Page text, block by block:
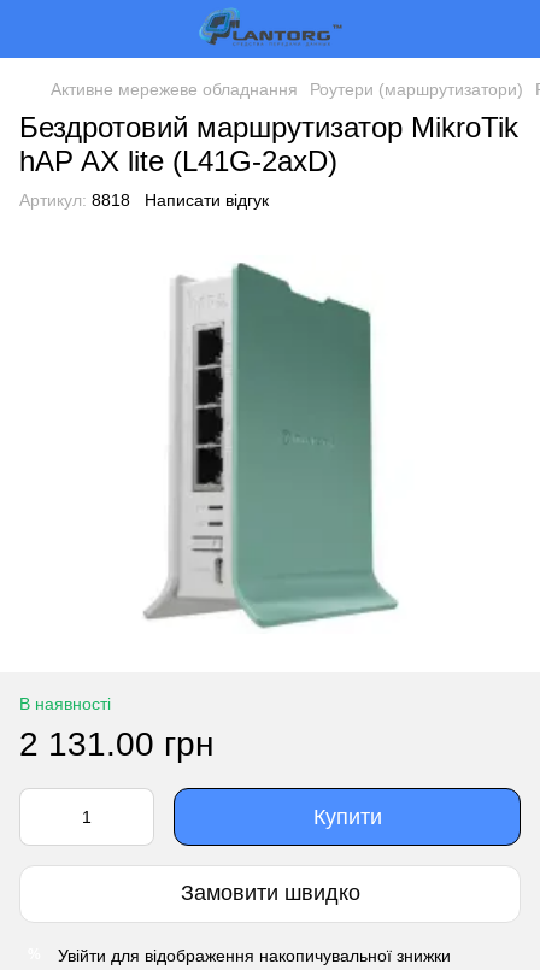
Активне мережеве обладнання Роутери (маршрутизатори)
Бездротовий маршрутизатор MikroTik
hAP AX lite (L41G-2axD)
Артикул: 8818 Написати відгук
В наявності
2 131.00 грн
Купити
Замовити швидко
Увійти для відображення накопичувальної знижки